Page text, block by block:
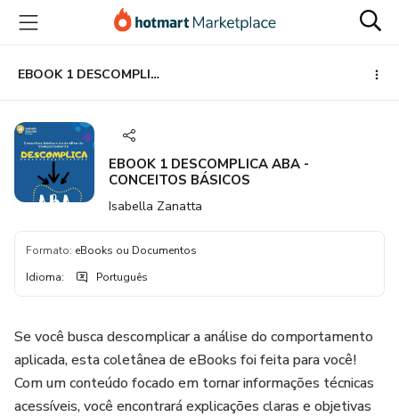
para
conteúdo
principal
para
pagamento
para
rodapé
EBOOK 1 DESCOMPLICA ABA - CONCEITOS BÁSICOS
EBOOK 1 DESCOMPLICA ABA -
CONCEITOS BÁSICOS
Isabella Zanatta
Formato: eBooks ou Documentos
Idioma: Português
Se você busca descomplicar a análise do comportamento
aplicada, esta coletânea de eBooks foi feita para você!
Com um conteúdo focado em tornar informações técnicas
acessíveis, você encontrará explicações claras e objetivas